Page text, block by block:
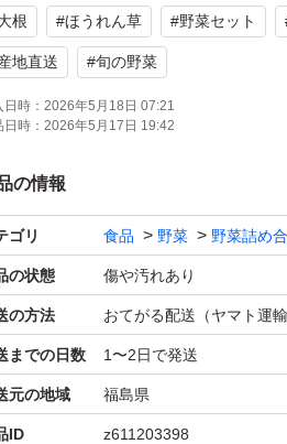
送はヤマト運輸ネコポスで箱いっぱ
ますが発送後の潰れや遅延などの
根 #ほうれん草 #野菜セット
地直送 #旬の野菜
時： 2026年5月18日 07:21
時： 2026年5月17日 19:42
の情報
ゴリ 食品 野菜 野菜詰め
の状態 傷や汚れあり
の方法 おてがる配送（ヤマト運輸
までの日数 1〜2日で発送
元の地域 福島県
ID z611203398